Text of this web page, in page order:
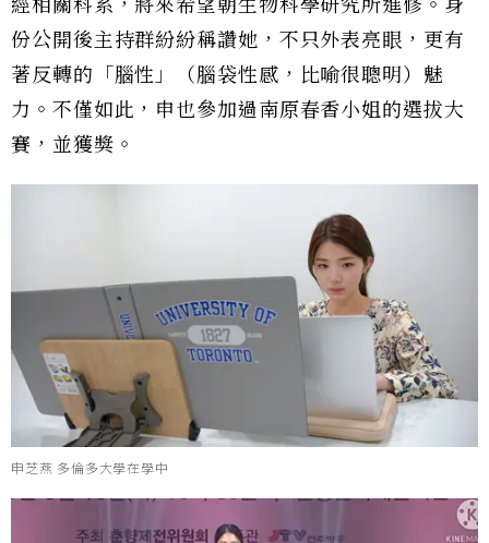
經相關科系，將來希望朝生物科學研究所進修。身
份公開後主持群紛紛稱讚她，不只外表亮眼，更有
著反轉的「腦性」（腦袋性感，比喻很聰明）魅
力。不僅如此，申也參加過南原春香小姐的選拔大
賽，並獲獎。
申芝燕 多倫多大學在學中